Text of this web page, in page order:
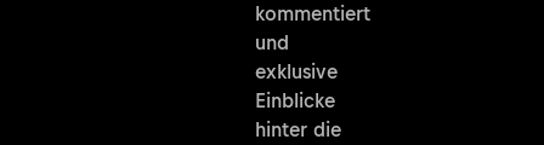
kommentiert
und
exklusive
Einblicke
hinter die